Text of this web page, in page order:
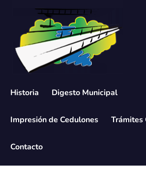
contenido
Historia Digesto Municipal
Impresión de Cedulones Trámites
Contacto